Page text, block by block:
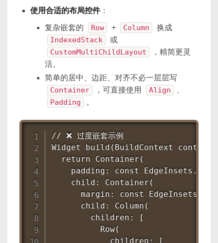
使用合适的布局控件：
复杂嵌套的 Row + Column 换成
IndexedStack 或
CustomMultiChildLayout
，精简更灵
活。
简单的居中、边距、对齐不必一层层写
Container ，可直接使用 Align
Padding 。
// ❌ 过度嵌套示例
Widget build(BuildContext
  return Container(
padding: const
    child: Container(
margin: const
      child: Column(
        children: [
          Row(
            children: [